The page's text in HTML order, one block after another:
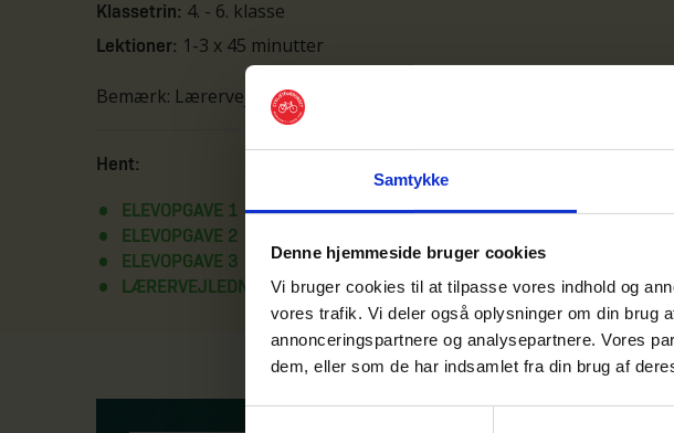
Samtykke
Denne hjemmeside bruger cookies
Vi bruger cookies til at tilpasse vores indhold og
vores trafik. Vi deler også oplysninger om din brug
annonceringspartnere og analysepartnere. Vores
dem, eller som de har indsamlet fra din brug af
Klassetrin: 4. - 6. klasse
Lektioner: 1-3 x 45 minutter
Bemærk: Lærervejledningen til alle tre opgaver til "Zoom ind på
Hent:
ELEVOPGAVE 1
ELEVOPGAVE 2
ELEVOPGAVE 3
LÆRERVEJLEDNING